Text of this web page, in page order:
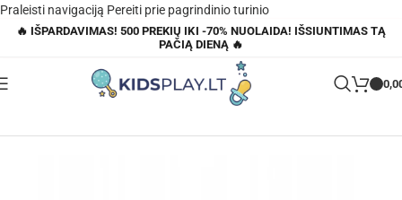
Praleisti navigaciją Pereiti prie pagrindinio turinio
🔥 IŠPARDAVIMAS! 500 PREKIŲ IKI -70% NUOLAIDA! IŠSIUNTIMAS TĄ
PAČIĄ DIENĄ 🔥
Parduotuvė Vaikiškas balansinis dviratis 2+